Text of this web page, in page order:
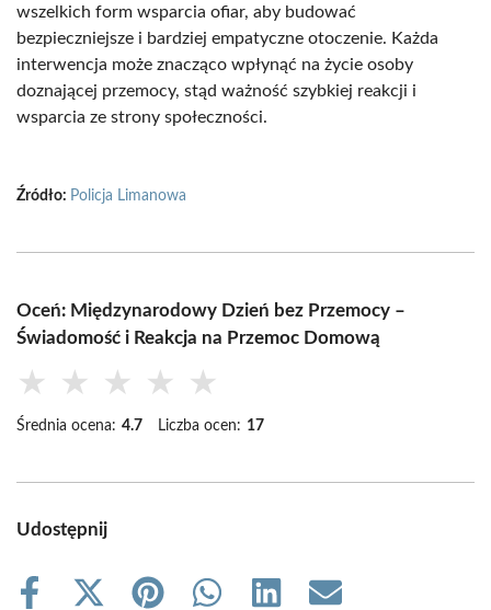
wszelkich form wsparcia ofiar, aby budować
bezpieczniejsze i bardziej empatyczne otoczenie. Każda
interwencja może znacząco wpłynąć na życie osoby
doznającej przemocy, stąd ważność szybkiej reakcji i
wsparcia ze strony społeczności.
Źródło: Policja Limanowa
Oceń: Międzynarodowy Dzień bez Przemocy –
Świadomość i Reakcja na Przemoc Domową
★ ★ ★ ★ ★
Średnia ocena: 4.7 Liczba ocen: 17
Udostępnij
Share
Share
Share
Share
Share
Share